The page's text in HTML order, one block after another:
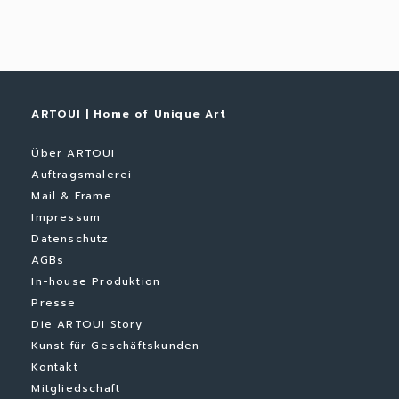
ARTOUI | Home of Unique Art
Über ARTOUI
Auftragsmalerei
Mail & Frame
Impressum
Datenschutz
AGBs
In-house Produktion
Presse
Die ARTOUI Story
Kunst für Geschäftskunden
Kontakt
Mitgliedschaft